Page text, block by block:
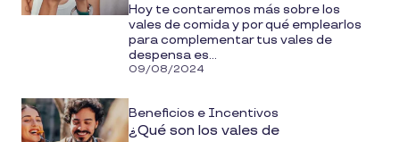
Hoy te contaremos más sobre los
vales de comida y por qué emplearlos
para complementar tus vales de
despensa es...
09/08/2024
Beneficios e Incentivos
¿Qué son los vales de